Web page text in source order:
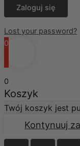
Lost your password?
0
0
Koszyk
Twój koszyk jest
Kontynuuj